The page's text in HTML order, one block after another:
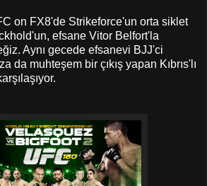
on FX8'de Strikeforce'un orta siklet
efsane Vitor Belfort'la
Aynı gecede efsanevi BJJ'ci
da muhteşem bir çıkış yapan Kıbrıs'lı